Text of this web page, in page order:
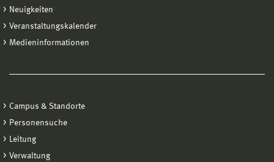
Neuigkeiten
Veranstaltungskalender
Medieninformationen
Campus & Standorte
Personensuche
Leitung
Verwaltung